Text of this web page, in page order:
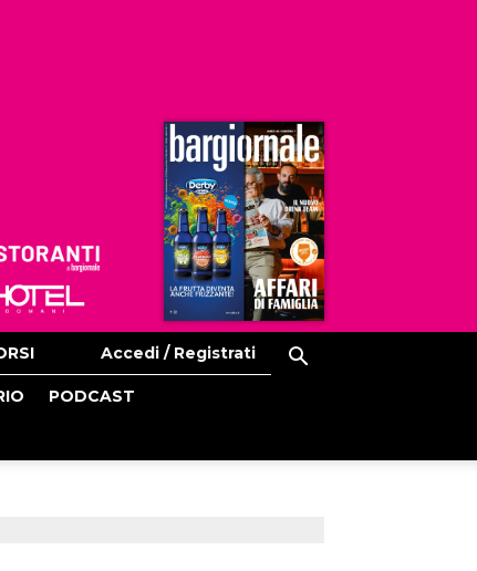
Ristoranti
Hoteldomani
Accedi / Registrati
PODCAST